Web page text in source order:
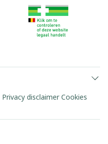
Privacy disclaimer Cookies